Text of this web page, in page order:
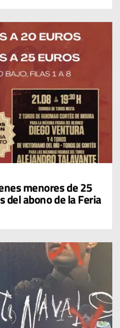
menores de 25
del abono de la Feria